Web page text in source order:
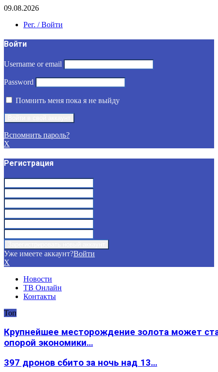
09.08.2026
Рег. / Войти
Войти
Username or email
Password
Помнить меня пока я не выйду
Вспомнить пароль?
X
Регистрация
Уже имеете аккаунт?Войти
X
Новости
ТВ Онлайн
Контакты
Топ
Крупнейшее месторождение золота может
опорой экономики…
397 дронов сбито за ночь над 13…